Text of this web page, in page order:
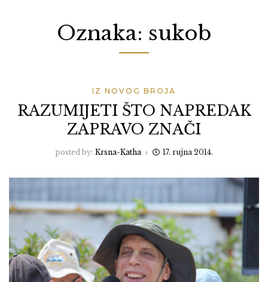
Oznaka: sukob
IZ NOVOG BROJA
RAZUMIJETI ŠTO NAPREDAK
ZAPRAVO ZNAČI
posted by: Krsna-Katha 17. rujna 2014.